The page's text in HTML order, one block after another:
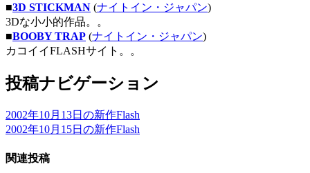
■3D STICKMAN (ナイトイン・ジャパン)
3Dな小小的作品。。
■BOOBY TRAP (ナイトイン・ジャパン)
カコイイFLASHサイト。。
投稿ナビゲーション
2002年10月13日の新作Flash
2002年10月15日の新作Flash
関連投稿